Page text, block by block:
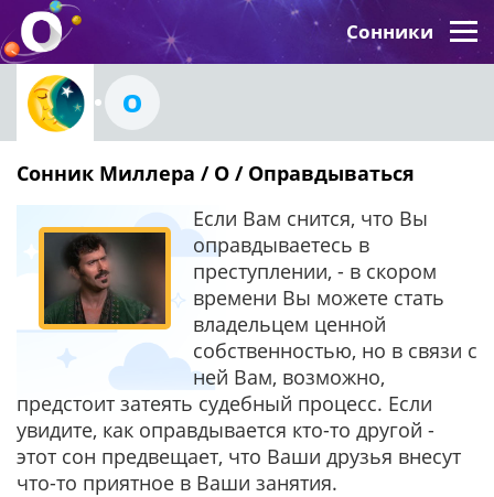
Сонники
О
Сонник Миллера / О / Оправдываться
Если Вам снится, что Вы
оправдываетесь в
преступлении, - в скором
времени Вы можете стать
владельцем ценной
собственностью, но в связи с
ней Вам, возможно,
предстоит затеять судебный процесс. Если
увидите, как оправдывается кто-то другой -
этот сон предвещает, что Ваши друзья внесут
что-то приятное в Ваши занятия.